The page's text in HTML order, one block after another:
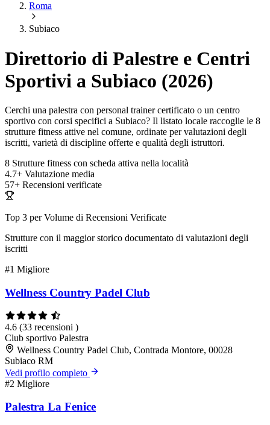
Roma
Subiaco
Direttorio di Palestre e Centri
Sportivi a Subiaco (2026)
Cerchi una palestra con personal trainer certificato o un centro
sportivo con corsi specifici a Subiaco? Il listato locale raccoglie le 8
strutture fitness attive nel comune, ordinate per valutazioni degli
iscritti, varietà di discipline offerte e qualità degli istruttori.
8 Strutture fitness con scheda attiva nella località
4.7+ Valutazione media
57+ Recensioni verificate
Top 3 per Volume di Recensioni Verificate
Strutture con il maggior storico documentato di valutazioni degli
iscritti
#1 Migliore
Wellness Country Padel Club
4.6 (33 recensioni )
Club sportivo Palestra
Wellness Country Padel Club, Contrada Montore, 00028
Subiaco RM
Vedi profilo completo
#2 Migliore
Palestra La Fenice